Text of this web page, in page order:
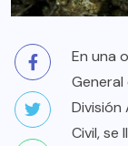
En una
General
División
Civil, se